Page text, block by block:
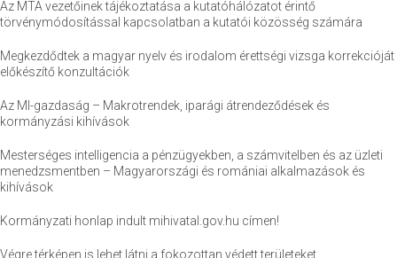
Az MTA vezetőinek tájékoztatása a kutatóhálózatot érintő
törvénymódosítással kapcsolatban a kutatói közösség számára
Megkezdődtek a magyar nyelv és irodalom érettségi vizsga korrekcióját
előkészítő konzultációk
Az MI-gazdaság – Makrotrendek, iparági átrendeződések és
kormányzási kihívások
Mesterséges intelligencia a pénzügyekben, a számvitelben és az üzleti
menedzsmentben – Magyarországi és romániai alkalmazások és
kihívások
Kormányzati honlap indult mihivatal.gov.hu címen!
Végre térképen is lehet látni a fokozottan védett területeket